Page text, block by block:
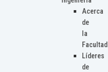
Acerca
de
la
Facultad
Líderes
de